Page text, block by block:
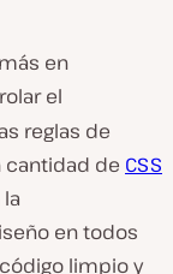
en
el
reglas de
cantidad de CSS
en todos
limpio y